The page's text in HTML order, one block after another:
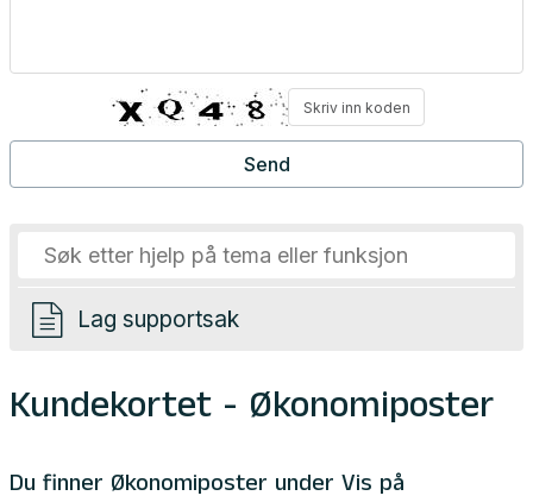
Lag supportsak
Kundekortet - Økonomiposter
Du finner Økonomiposter under Vis på